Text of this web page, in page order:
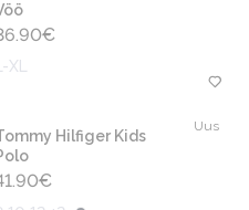
€
L-XL
Uus
Hilfiger Kids
€